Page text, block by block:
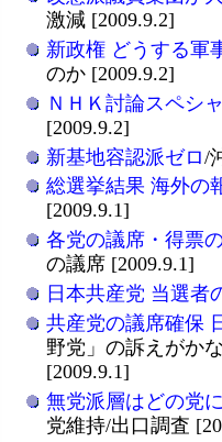
激減 [2009.9.2]
新政権 どうする軍
のか [2009.9.2]
ＮＨＫ討論スペシ
[2009.9.2]
新基地容認派ゼロ/
総選挙結果 海外の
[2009.9.1]
各党の議席・得票
の議席 [2009.9.1]
日本共産党 当選者
共産党の議席確保
野党」の訴えがか
[2009.9.1]
無党派層はどの党
党維持/出口調査